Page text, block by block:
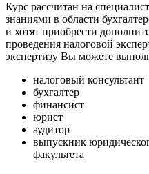
Курс рассчитан на
знаниями в области
и хотят приобрести
проведения налоговой
экспертизу Вы можете
налоговый консультант
бухгалтер
финансист
юрист
аудитор
выпускник
факультета